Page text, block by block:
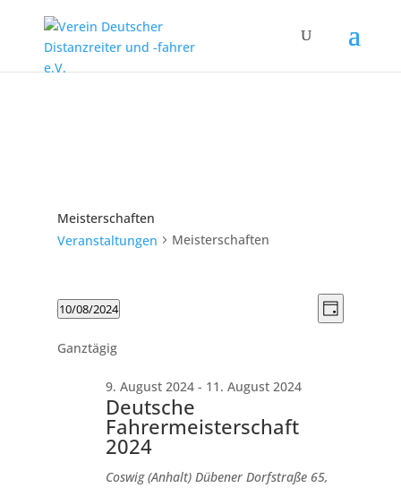
Meisterschaften
Veranstaltungen
Meisterschaften
Veranstaltungen
für
10.
August
2024
Tag
10/08/2024
wählen.
Ganztägig
Deutsche
Fahrermeisterschaft
2024
9. August 2024 - 11. August 2024
Coswig (Anhalt)Dübener Dorfstraße 65,